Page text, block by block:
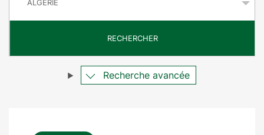
ê
e
RECHERCHER
Recherche avancée